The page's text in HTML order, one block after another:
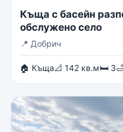
Къща с басейн
обслужено село
📍 Добрич
🏠 Къща📐 142 кв.м🛏 3